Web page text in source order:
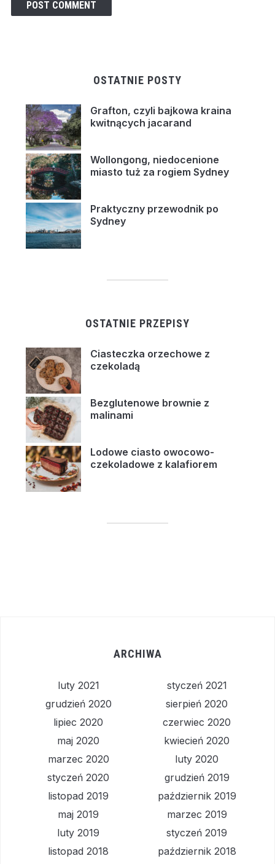
OSTATNIE POSTY
Grafton, czyli bajkowa kraina
kwitnących jacarand
Wollongong, niedocenione
miasto tuż za rogiem Sydney
Praktyczny przewodnik po
Sydney
OSTATNIE PRZEPISY
Ciasteczka orzechowe z
czekoladą
Bezglutenowe brownie z
malinami
Lodowe ciasto owocowo-
czekoladowe z kalafiorem
ARCHIWA
luty 2021
styczeń 2021
grudzień 2020
sierpień 2020
lipiec 2020
czerwiec 2020
maj 2020
kwiecień 2020
marzec 2020
luty 2020
styczeń 2020
grudzień 2019
listopad 2019
październik 2019
maj 2019
marzec 2019
luty 2019
styczeń 2019
listopad 2018
październik 2018